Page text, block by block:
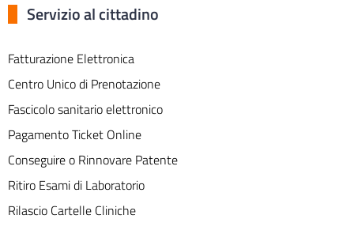
Servizio al cittadino
Fatturazione Elettronica
Centro Unico di Prenotazione
Fascicolo sanitario elettronico
Pagamento Ticket Online
Conseguire o Rinnovare Patente
Ritiro Esami di Laboratorio
Rilascio Cartelle Cliniche